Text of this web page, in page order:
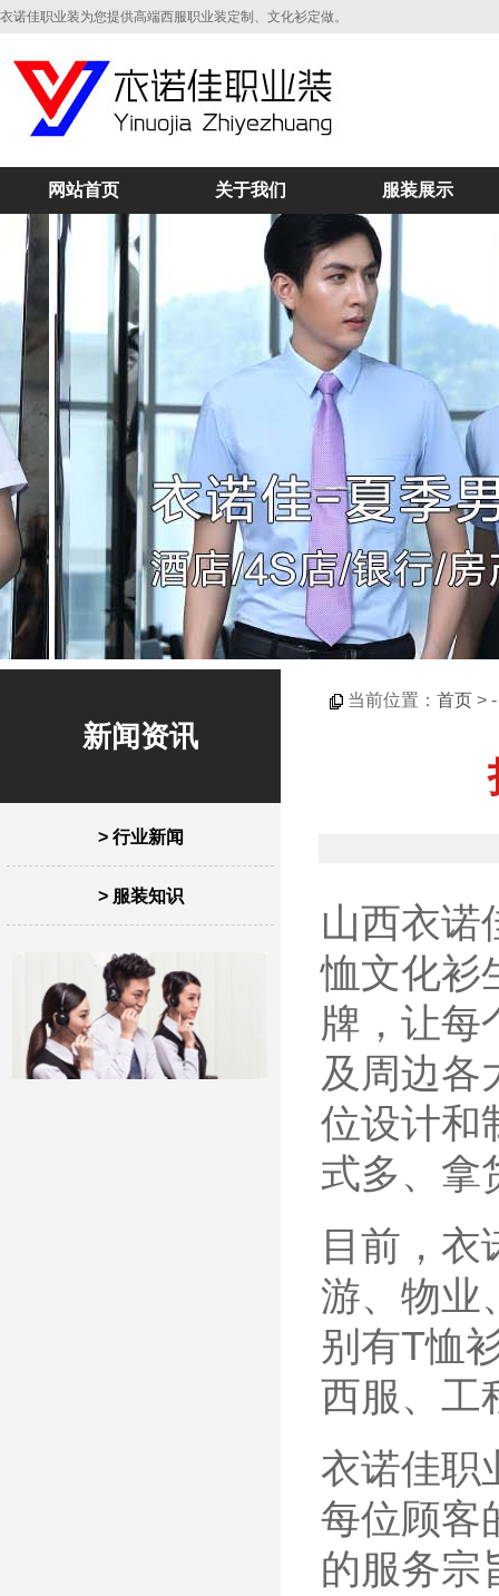
衣诺佳职业装为您提供高端西服职业装定制、文化衫定做。
网站首页 关于我们 服装展示
新闻资讯
> 行业新闻
> 服装知识
当前位置： 首页 >
山西衣诺
恤文化衫
牌，让每
及周边各
位设计和
式多、拿
目前，
游、物业
别有T恤
西服、工
衣诺佳职
每位顾客
的服务宗